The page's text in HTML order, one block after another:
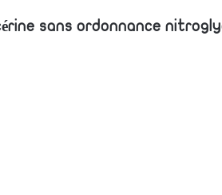
sans ordonnance